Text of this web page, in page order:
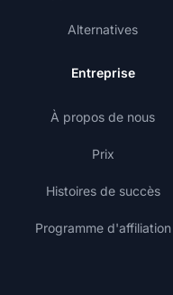
Alternatives
Entreprise
À propos de nous
Prix
Histoires de succès
Programme d'affiliation